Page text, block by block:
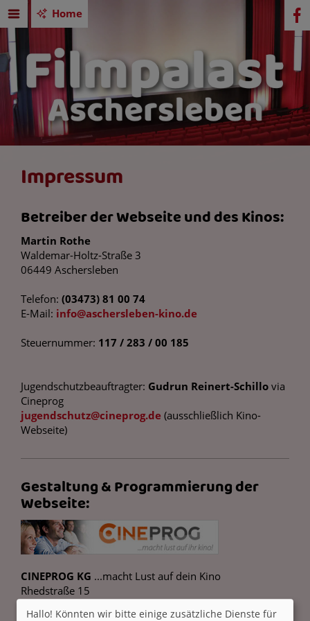
Home
Impressum
Betreiber der Webseite und des Kinos:
Martin Rothe
Waldemar-Holtz-Straße 3
06449 Aschersleben
Telefon: (03473) 81 00 74
E-Mail: info@aschersleben-kino.de
Steuernummer: 117 / 283 / 00 185
Jugendschutzbeauftragter: Gudrun Reinert-Schillo via
Cineprog
jugendschutz@cineprog.de (ausschließlich Kino-
Webseite)
Gestaltung & Programmierung der
Webseite:
CINEPROG KG ...macht Lust auf dein Kino
Rhedstraße 15
Hallo! Könnten wir bitte einige zusätzliche Dienste für